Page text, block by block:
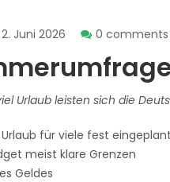
2. Juni 2026 0 comments
Urlaub leisten sich die
für viele fest eingeplant
meist klare Grenzen
Geldes